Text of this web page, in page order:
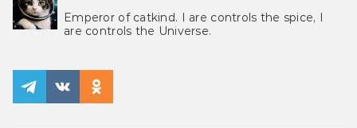
Emperor of catkind. I are controls the spice, I
are controls the Universe.